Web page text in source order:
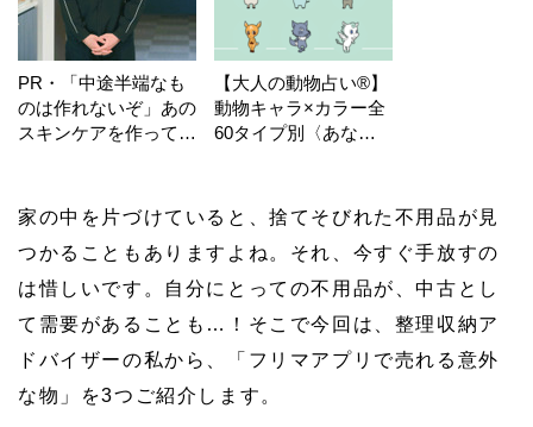
PR・「中途半端なも
のは作れないぞ」あの
スキンケアを作ってい
【大人の動物占い®】
動物キャラ×カラー全
60タイプ別〈あなた
家の中を片づけていると、捨てそびれた不用品が見
つかることもありますよね。それ、今すぐ手放すの
は惜しいです。自分にとっての不用品が、中古とし
て需要があることも…！そこで今回は、整理収納ア
ドバイザーの私から、「フリマアプリで売れる意外
な物」を3つご紹介します。